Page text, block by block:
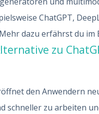
ChatGPT,
dazu erfährst du im
zu
den Anwendern
schneller zu arbeiten